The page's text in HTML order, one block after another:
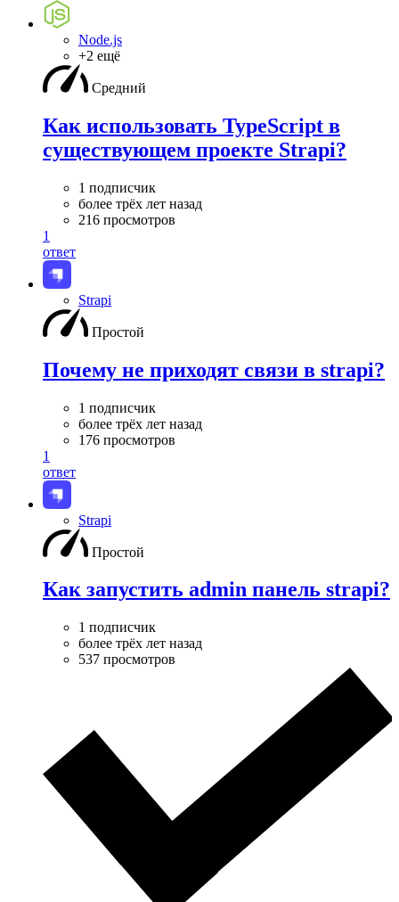
Node.js
+2 ещё
Средний
Как использовать TypeScript в
существующем проекте Strapi?
1 подписчик
более трёх лет назад
216 просмотров
1
ответ
Strapi
Простой
Почему не приходят связи в strapi?
1 подписчик
более трёх лет назад
176 просмотров
1
ответ
Strapi
Простой
Как запустить admin панель strapi?
1 подписчик
более трёх лет назад
537 просмотров